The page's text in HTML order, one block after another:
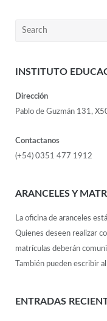
INSTITUTO
Dirección
Pablo de Guzmán 131,
Contactanos
(+54) 0351 477 1912
ARANCELES Y
La oficina de aranceles
Quienes deseen realizar
matrículas deberán
También pueden escribir
ENTRADAS